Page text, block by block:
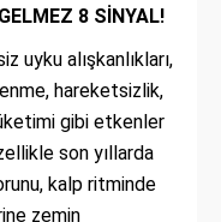
8 SİNYAL!
uyku alışkanlıkları,
hareketsizlik,
gibi etkenler
son yıllarda
kalp ritminde
zemin